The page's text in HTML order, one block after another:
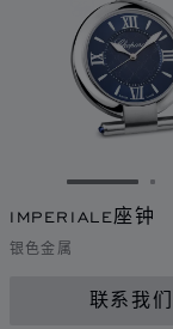
转到幻灯
IMPERIALE座钟
银色金属
联系我们